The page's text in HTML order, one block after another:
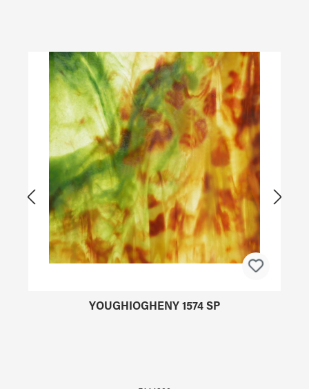
Produktgalerie überspringen
YOUGHIOGHENY 1574 SP